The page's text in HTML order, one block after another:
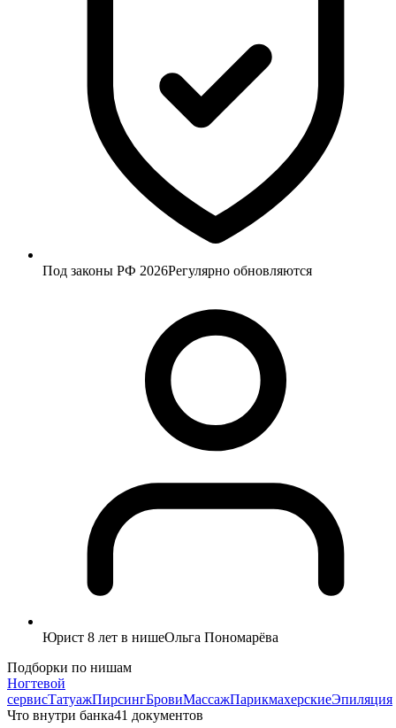
Под законы РФ 2026Регулярно обновляются
Юрист 8 лет в нишеОльга Пономарёва
Подборки по нишам
Ногтевой
сервисТатуажПирсингБровиМассажПарикмахерскиеЭпиляция
Что внутри банка41 документов